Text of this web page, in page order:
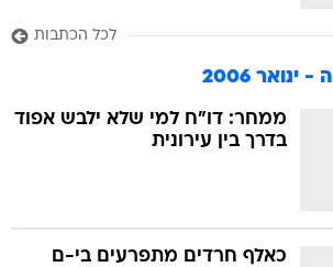
לכל הכתבות
2006
ממחר: דו"ח למי שלא ילבש אפוד
בדרך בין עירונית
כאלף חרדים מתפרעים בי-ם